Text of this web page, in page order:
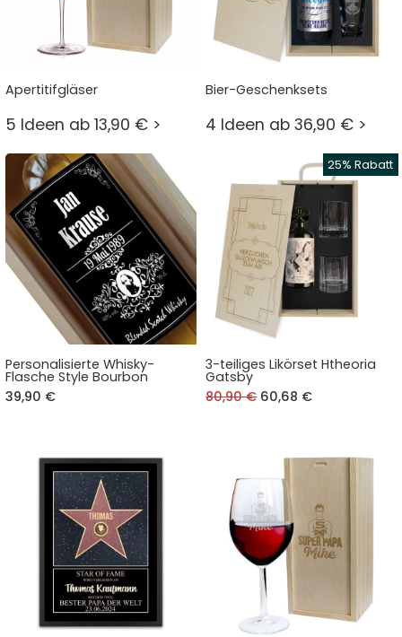
Apertitifgläser
5 Ideen ab 13,90 € >
Bier-Geschenksets
4 Ideen ab 36,90 € >
Personalisierte Whisky-
Flasche Style Bourbon
39,90 €
3-teiliges Likörset Htheoria
Gatsby
80,90 €60,68 €